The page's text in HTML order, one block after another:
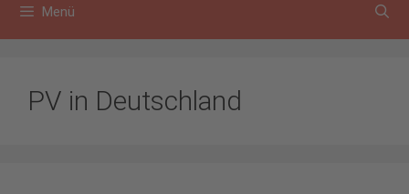
Menü
PV in Deutschland